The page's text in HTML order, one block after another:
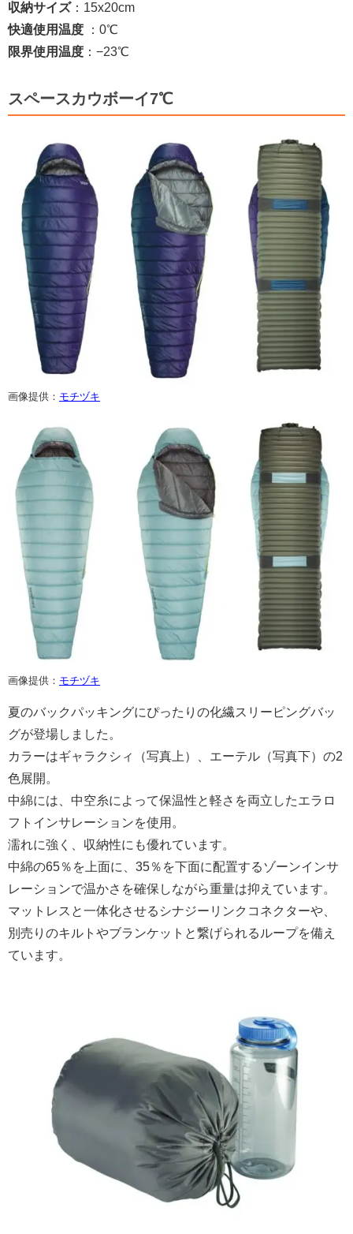
収納サイズ：15x20cm
快適使用温度 ：0℃
限界使用温度 ：−23℃
スペースカウボーイ7℃
画像提供： モチヅキ
画像提供： モチヅキ
夏のバックパッキングにぴったりの化繊スリーピングバッ
グが登場しました。
カラーはギャラクシィ（写真上）、エーテル（写真下）の2
色展開。
中綿には、中空糸によって保温性と軽さを両立したエラロ
フトインサレーションを使用。
濡れに強く、収納性にも優れています。
中綿の65％を上面に、35％を下面に配置するゾーンインサ
レーションで温かさを確保しながら重量は抑えています。
マットレスと一体化させるシナジーリンクコネクターや、
別売りのキルトやブランケットと繋げられるループを備え
ています。